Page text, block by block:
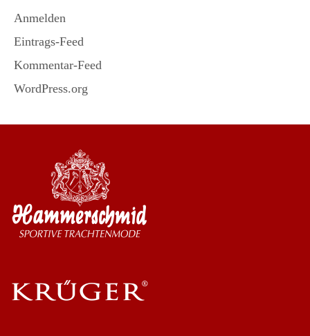
Anmelden
Eintrags-Feed
Kommentar-Feed
WordPress.org